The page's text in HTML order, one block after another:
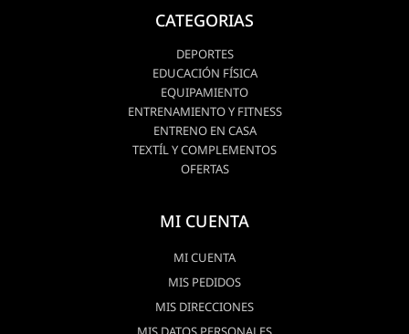
CATEGORIAS
DEPORTES
EDUCACIÓN FÍSICA
EQUIPAMIENTO
ENTRENAMIENTO Y FITNESS
ENTRENO EN CASA
TEXTÍL Y COMPLEMENTOS
OFERTAS
MI CUENTA
MI CUENTA
MIS PEDIDOS
MIS DIRECCIONES